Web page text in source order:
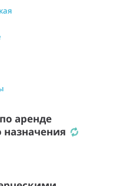
аренде
назначения